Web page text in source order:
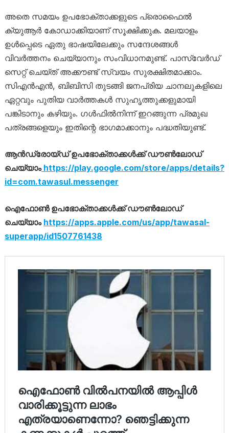
അതെ സമയം ഉപഭോക്താക്കളുടെ പ്രൊഫൈല്‍
ക്യുആര്‍ കോഡാക്കിയാണ് സൂക്ഷിക്കുക. മലയാളം
ഉള്‍പ്പെടെ ഏതു ഭാഷയിലേക്കും സന്ദേശങ്ങള്‍
വിവര്‍ത്തനം ചെയ്യാനും സംവിധാനമുണ്ട്. പാസ്വേര്‍ഡ്
സെറ്റ് ചെയ്ത് അക്കൗണ്ട് സ്വയം സുരക്ഷിതമാക്കാം.
സിഎന്‍എന്‍, ബിബിസി തുടങ്ങി ജനപ്രിയ ചാനലുകളിലെ
ഏറ്റവും പുതിയ വാര്‍ത്തകള്‍ സുഹൃത്തുക്കളുമായി
പങ്കിടാനും കഴിയും. ഗള്‍ഫില്‍നിന്ന് ഇറങ്ങുന്ന പ്രമുഖ
പത്രങ്ങളെയും ഇതിന്റെ ഭാഗമാക്കാനും പദ്ധതിയുണ്ട്.
ആൻഡ്രോയ്ഡ് ഉപഭോക്താക്കൾക്ക് ഡൗൺലോഡ്
ചെയ്യാംhttps://play.google.com/store/apps/details?
id=com.tawasul.messenger
ഐഫോൺ ഉപഭോക്താക്കൾക്ക് ഡൗൺലോഡ്
ചെയ്യാം https://apps.apple.com/us/app/tawasal-
superapp/id1507761438